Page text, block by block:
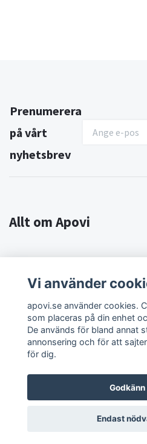
Prenumerera
på vårt
nyhetsbrev
Allt om Apovi
Om Apovi
Sociala medier
© 2026
Vi använder
apovi.se använder cookies.
som placeras på din enhet
De används för bland annat
annonsering och för att
för dig.
Godkänn
Endast